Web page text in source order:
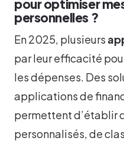
pour optimiser
personnelles ?
En 2025, plusieurs
par leur efficacité
les dépenses. Des
applications de
permettent d’établir
personnalisés, de